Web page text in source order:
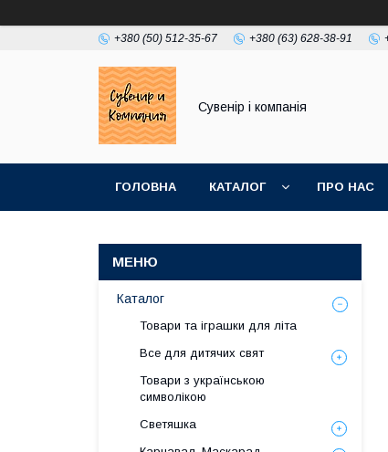
+380 (50) 512-35-67 +380 (63) 628-38-91
Сувенір і компанія
ГОЛОВНА КАТАЛОГ ПРО НАС
Каталог
Товари та іграшки для літа
Все для дитячих свят
Товари з українською
символікою
Светяшка